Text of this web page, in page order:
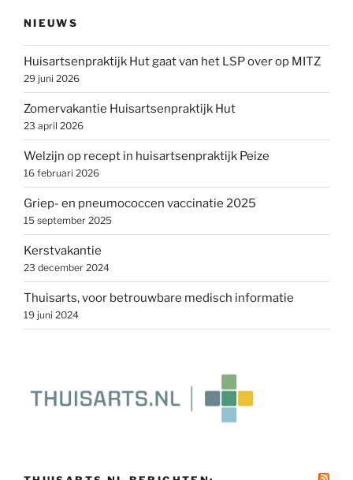
NIEUWS
Huisartsenpraktijk Hut gaat van het LSP over op MITZ
29 juni 2026
Zomervakantie Huisartsenpraktijk Hut
23 april 2026
Welzijn op recept in huisartsenpraktijk Peize
16 februari 2026
Griep- en pneumococcen vaccinatie 2025
15 september 2025
Kerstvakantie
23 december 2024
Thuisarts, voor betrouwbare medisch informatie
19 juni 2024